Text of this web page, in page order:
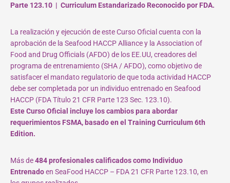
Parte 123.10 | Curriculum Estandarizado Reconocido por FDA.
La realización y ejecución de este Curso Oficial cuenta con la
aprobación de la Seafood HACCP Alliance y la Association of
Food and Drug Officials (AFDO) de los EE.UU, creadores del
programa de entrenamiento (SHA / AFDO), como objetivo de
satisfacer el mandato regulatorio de que toda actividad HACCP
debe ser completada por un individuo entrenado en Seafood
HACCP (FDA Título 21 CFR Parte 123 Sec. 123.10).
Este Curso Oficial incluye los cambios para abordar
requerimientos FSMA, basado en el Training Curriculum 6th
Edition.
Más de484 profesionales calificados como Individuo
Entrenadoen SeaFood HACCP – FDA 21 CFR Parte 123.10, en